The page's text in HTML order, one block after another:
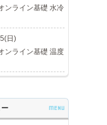
ンライン基礎 水冷
日)
ンライン基礎 温度
MENU